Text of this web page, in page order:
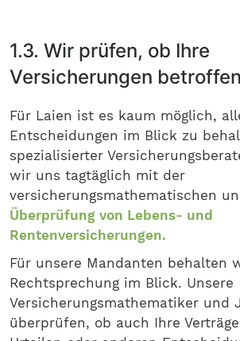
1.3. Wir prüfen, ob Ihre
Versicherungen
Für Laien ist es kaum möglich,
Entscheidungen im Blick zu
spezialisierter
wir uns tagtäglich mit der
versicherungsmathematischen
Überprüfung von Lebens- und
Rentenversicherungen.
Für unsere Mandanten behalten
Rechtsprechung im Blick. Unsere
Versicherungsmathematiker und
überprüfen, ob auch Ihre